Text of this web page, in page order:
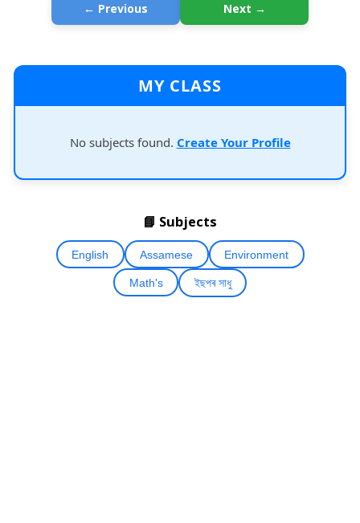
← Previous Next →
MY CLASS
No subjects found. Create Your Profile
📘 Subjects
English Assamese Environment
Math's ইছপৰ সাধু